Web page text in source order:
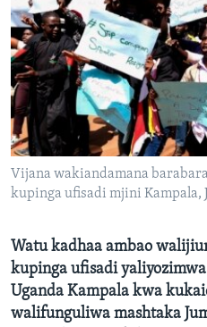
Vijana wakiandamana
kupinga ufisadi mjini Kampala,
Watu kadhaa ambao
kupinga ufisadi
Uganda Kampala kwa
walifunguliwa mashtaka